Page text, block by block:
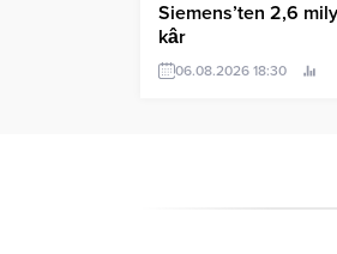
Siemens’ten 2,6
kâr
06.08.2026 18:30